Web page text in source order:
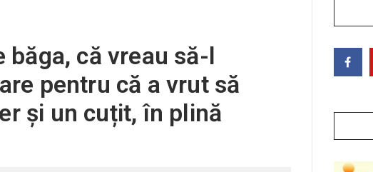
băga, că vreau să-l
pentru că a vrut să
și un cuțit, în plină